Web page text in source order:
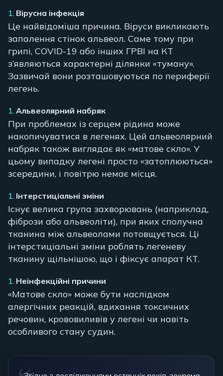
Вірусна інфекція
Це найвідоміша причина. Віруси викликають
запалення стінок альвеол. Саме тому при
грипі, COVID-19 або інших ГРВІ на КТ
з’являються характерні ділянки «туману».
Зазвичай вони розташовуються по периферії
легень.
Альвеолярний набряк
При проблемах із серцем рідина може
накопичуватися в легенях. Цей альвеолярний
набряк також виглядає як «матове скло». У
цьому випадку легені просто «затоплюються»
зсередини, і повітрю немає місця.
Інтерстиціальні зміни
Існує велика група захворювань (наприклад,
фібрози або альвеоліти), при яких сполучна
тканина між альвеолами потовщується. Ці
інтерстиціальні зміни роблять легеневу
тканину щільнішою, що і фіксує апарат КТ.
Неінфекційні причини
«Матове скло» може бути наслідком
алергічних реакцій, вдихання токсичних
речовин, крововиливів у легені чи навіть
особливого стану судин.